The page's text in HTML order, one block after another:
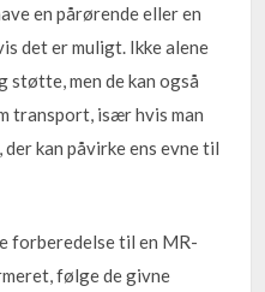
en pårørende eller en
det er muligt. Ikke alene
støtte, men de kan også
transport, især hvis man
kan påvirke ens evne til
forberedelse til en MR-
følge de givne